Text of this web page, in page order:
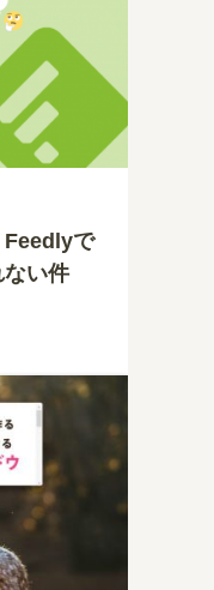
Feedlyで
い件